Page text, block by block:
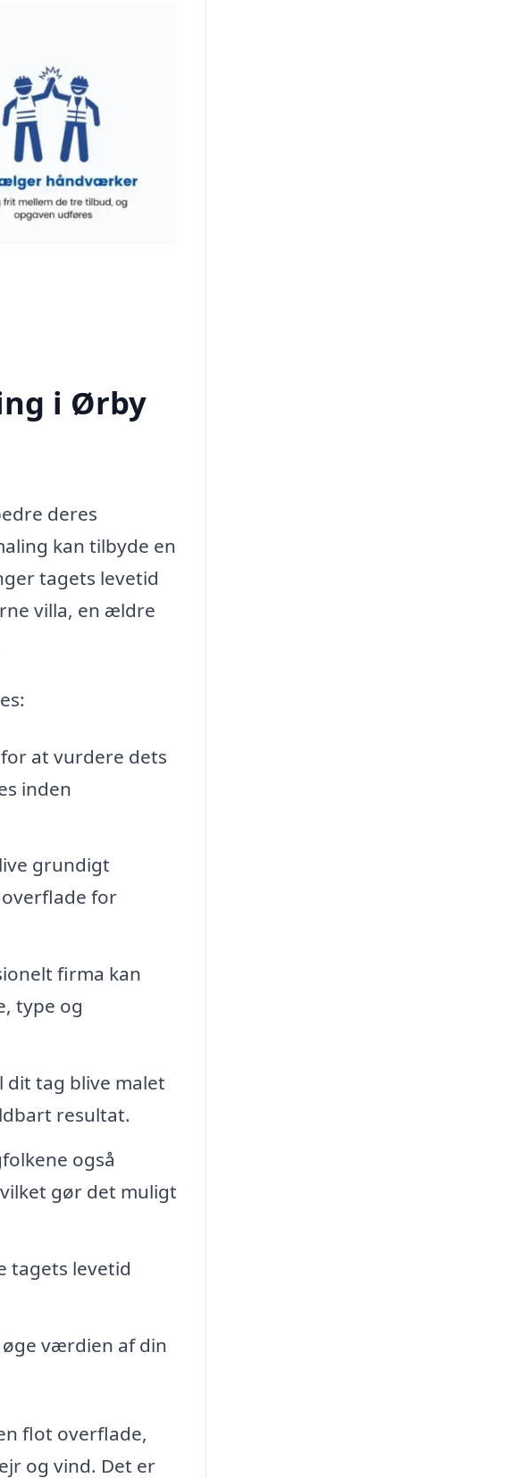
i Ørby
deres
kan tilbyde en
tagets levetid
villa, en ældre
at vurdere dets
inden
grundigt
for
firma kan
type og
tag blive malet
resultat.
også
gør det muligt
tagets levetid
værdien af din
flot overflade,
og vind. Det er